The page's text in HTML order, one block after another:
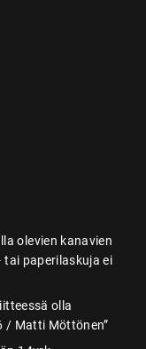
olevien kanavien
paperilaskuja ei
olla
/ Matti Möttönen”